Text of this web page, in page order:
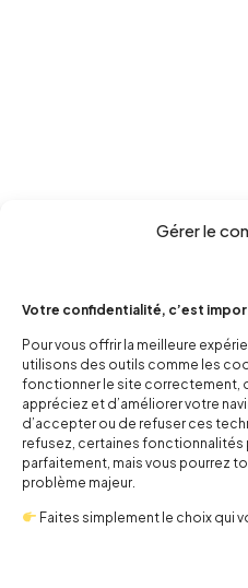
Gérer le
Votre confidentialité, c’est
Pour vous offrir la meilleure
utilisons des outils comme les
fonctionner le site correctement,
appréciez et d’améliorer votre
d’accepter ou de refuser ces
refusez, certaines fonctionnalités
parfaitement, mais vous pourrez
problème majeur.
Faites simplement le choix qui
contact@popnbaby.com
+33 01 64 62 14 89
Follow us